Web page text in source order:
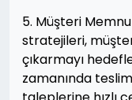
5. Müşteri
stratejileri,
çıkarmayı
zamanında